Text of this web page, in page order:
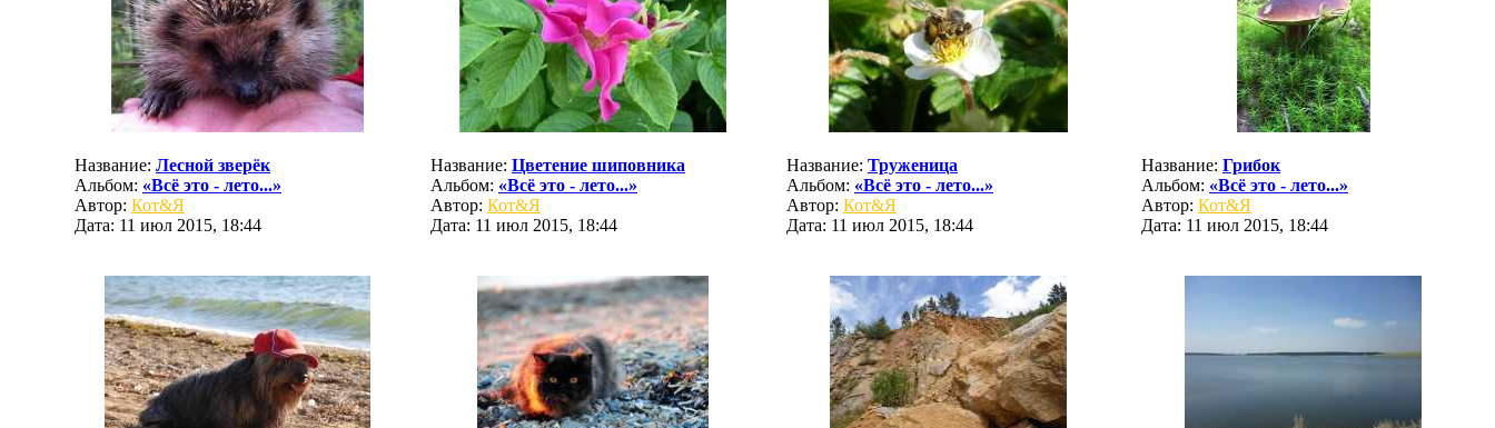
Название: Лесной зверёк
Альбом: «Всё это - лето...»
Автор: Кот&Я
Дата: 11 июл 2015, 18:44
Название: Цветение шиповника
Альбом: «Всё это - лето...»
Автор: Кот&Я
Дата: 11 июл 2015, 18:44
Название: Труженица
Альбом: «Всё это - лето...»
Автор: Кот&Я
Дата: 11 июл 2015, 18:44
Название: Грибок
Альбом: «Всё это - лето...»
Автор: Кот&Я
Дата: 11 июл 2015, 18:44